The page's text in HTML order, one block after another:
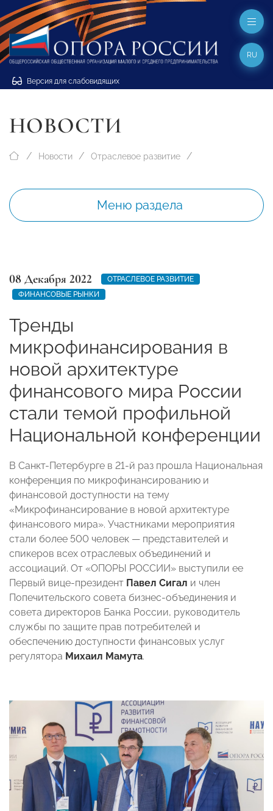
Версия для слабовидящих
RU
НОВОСТИ
Новости Отраслевое развитие
Меню раздела
08 Декабря 2022
ОТРАСЛЕВОЕ РАЗВИТИЕ
ФИНАНСОВЫЕ РЫНКИ
Тренды
микрофинансирования в
новой архитектуре
финансового мира России
стали темой профильной
Национальной конференции
В Санкт-Петербурге в 21-й раз прошла Национальная
конференция по микрофинансированию и
финансовой доступности на тему
«Микрофинансирование в новой архитектуре
финансового мира». Участниками мероприятия
стали более 500 человек — представителей и
спикеров всех отраслевых объединений и
ассоциаций. От «ОПОРЫ РОССИИ» выступили ее
Первый вице-президент Павел Сигал и член
Попечительского совета бизнес-объединения и
совета директоров Банка России, руководитель
службы по защите прав потребителей и
обеспечению доступности финансовых услуг
регулятора Михаил Мамута.